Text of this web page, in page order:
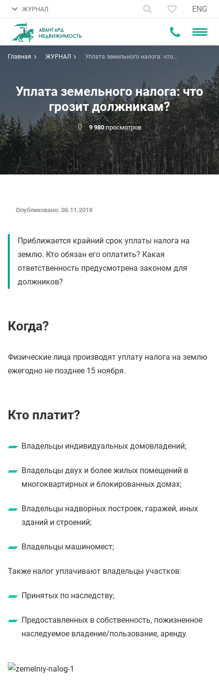
ЖУРНАЛ ENG
Главная ЖУРНАЛ
Уплата земельного налога: что
Уплата земельного налога: что
грозит должникам?
9 980просмотров
Опубликовано: 08.11.2018
Приближается крайний срок уплаты налога на
землю. Кто обязан его оплатить? Какая
ответственность предусмотрена законом для
должников?
Когда?
Физические лица производят уплату налога на землю
ежегодно не позднее 15 ноября.
Кто платит?
Владельцы индивидуальных домовладений;
Владельцы двух и более жилых помещений в
многоквартирных и блокированных домах;
Владельцы надворных построек, гаражей, иных
зданий и строений;
Владельцы машиномест;
Также налог уплачивают владельцы участков:
Принятых по наследству;
Предоставленных в собственность, пожизненное
наследуемое владение/пользование, аренду.